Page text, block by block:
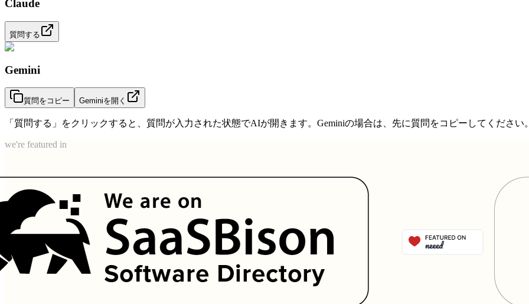
Claude
質問する
Gemini
質問をコピー Geminiを開く
「質問する」をクリックすると、質問が入力された状態でAIが開きます。Geminiの場合は、先に質問をコピーしてください
we're featured in